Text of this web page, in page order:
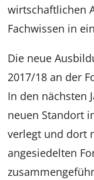
wirtschaftlichen
Fachwissen in
Die neue
2017/18 an der
In den nächsten
neuen Standort
verlegt und dort
angesiedelten